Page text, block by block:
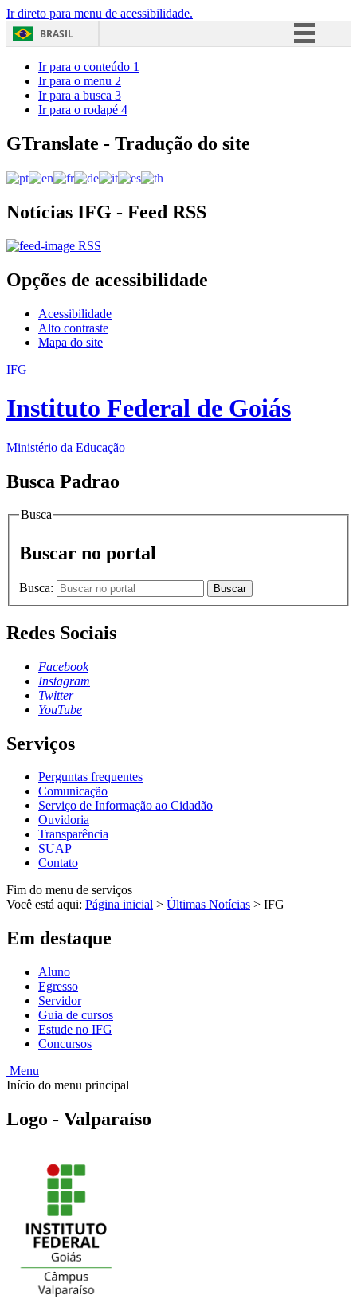
Ir direto para menu de acessibilidade.
BRASIL
Acesso à informação
Ir para o conteúdo 1
Ir para o menu 2
Ir para a busca 3
Ir para o rodapé 4
GTranslate - Tradução do site
Notícias IFG - Feed RSS
RSS
Opções de acessibilidade
Acessibilidade
Alto contraste
Mapa do site
IFG
Instituto Federal de Goiás
Ministério da Educação
Busca Padrao
Busca
Buscar no portal
Busca: Buscar
Redes Sociais
Facebook
Instagram
Twitter
YouTube
Serviços
Perguntas frequentes
Comunicação
Serviço de Informação ao Cidadão
Ouvidoria
Transparência
SUAP
Contato
Fim do menu de serviços
Você está aqui: Página inicial > Últimas Notícias > IFG
Em destaque
Aluno
Egresso
Servidor
Guia de cursos
Estude no IFG
Concursos
Menu
Início do menu principal
Logo - Valparaíso